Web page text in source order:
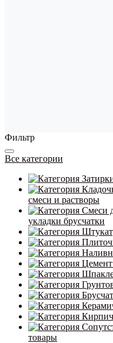
Фильтр
Все категории
смеси и растворы
укладки брусчатки
товары